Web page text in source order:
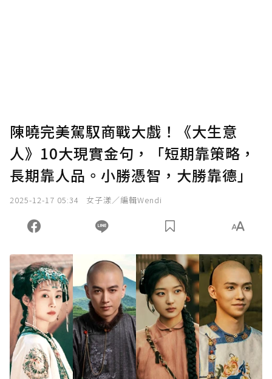
陳曉完美駕馭商戰大戲！《大生意
人》10大現實金句，「短期靠策略，
長期靠人品。小勝憑智，大勝靠德」
2025-12-17 05:34 女子漾／編輯Wendi